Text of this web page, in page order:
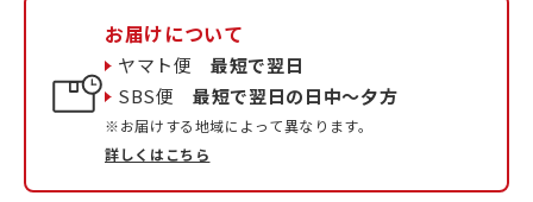
お届けについて
ヤマト便最短で翌日
SBS便最短で翌日の日中〜夕方
※お届けする地域によって異なります。
詳しくはこちら